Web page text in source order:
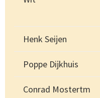
Henk Seijen
Poppe Dijkhuis
Conrad Mostertm